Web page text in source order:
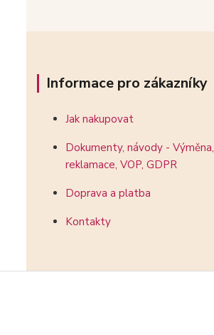
Informace pro zákazníky
Jak nakupovat
Dokumenty, návody - Výměna,
reklamace, VOP, GDPR
Doprava a platba
Kontakty